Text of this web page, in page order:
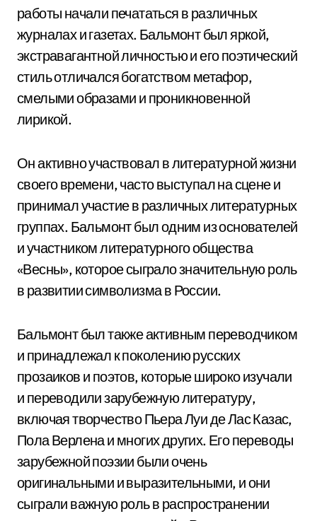
работы начали печататься в различных
журналах и газетах. Бальмонт был яркой,
экстравагантной личностью и его поэтический
стиль отличался богатством метафор,
смелыми образами и проникновенной
лирикой.
Он активно участвовал в литературной жизни
своего времени, часто выступал на сцене и
принимал участие в различных литературных
группах. Бальмонт был одним из основателей
и участником литературного общества
«Весны», которое сыграло значительную роль
в развитии символизма в России.
Бальмонт был также активным переводчиком
и принадлежал к поколению русских
прозаиков и поэтов, которые широко изучали
и переводили зарубежную литературу,
включая творчество Пьера Луи де Лас Казас,
Пола Верлена и многих других. Его переводы
зарубежной поэзии были очень
оригинальными и выразительными, и они
сыграли важную роль в распространении